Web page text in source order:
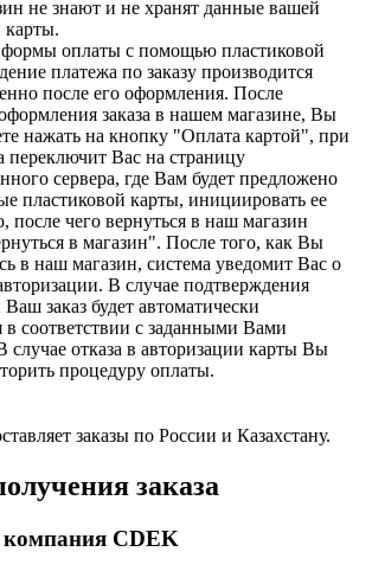
не знают и не хранят данные вашей
карты.
оплаты с помощью пластиковой
платежа по заказу производится
после его оформления. После
заказа в нашем магазине, Вы
нажать на кнопку "Оплата картой", при
переключит Вас на страницу
сервера, где Вам будет предложено
пластиковой карты, инициировать ее
после чего вернуться в наш магазин
в магазин". После того, как Вы
в наш магазин, система уведомит Вас о
В случае подтверждения
заказ будет автоматически
в соответствии с заданными Вами
случае отказа в авторизации карты Вы
процедуру оплаты.
заказы по России и Казахстану.
заказа
компания CDEK